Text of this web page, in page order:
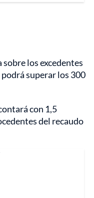
los excedentes
superar los 300
con 1,5
del recaudo